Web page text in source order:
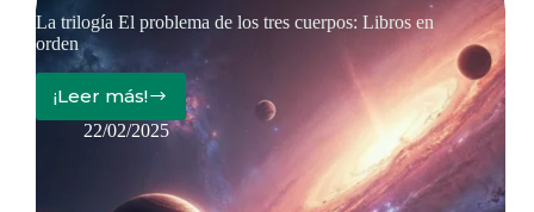
La trilogía El problema de los tres cuerpos: Libros en
orden
¡Leer más!
La
trilogía
de
22/02/2025